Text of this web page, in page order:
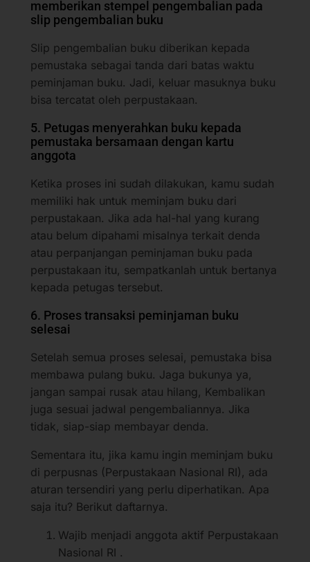
memberikan stempel pengembalian pada
slip pengembalian buku
Slip pengembalian buku diberikan kepada
pemustaka sebagai tanda dari batas waktu
peminjaman buku. Jadi, keluar masuknya buku
bisa tercatat oleh perpustakaan.
5. Petugas menyerahkan buku kepada
pemustaka bersamaan dengan kartu
anggota
Ketika proses ini sudah dilakukan, kamu sudah
memiliki hak untuk meminjam buku dari
perpustakaan. Jika ada hal-hal yang kurang
atau belum dipahami misalnya terkait denda
atau perpanjangan peminjaman buku pada
perpustakaan itu, sempatkanlah untuk bertanya
kepada petugas tersebut.
6. Proses transaksi peminjaman buku
selesai
Setelah semua proses selesai, pemustaka bisa
membawa pulang buku. Jaga bukunya ya,
jangan sampai rusak atau hilang, Kembalikan
juga sesuai jadwal pengembaliannya. Jika
tidak, siap-siap membayar denda.
Sementara itu, jika kamu ingin meminjam buku
di perpusnas (Perpustakaan Nasional RI), ada
aturan tersendiri yang perlu diperhatikan. Apa
saja itu? Berikut daftarnya.
Wajib menjadi anggota aktif Perpustakaan
Nasional RI .